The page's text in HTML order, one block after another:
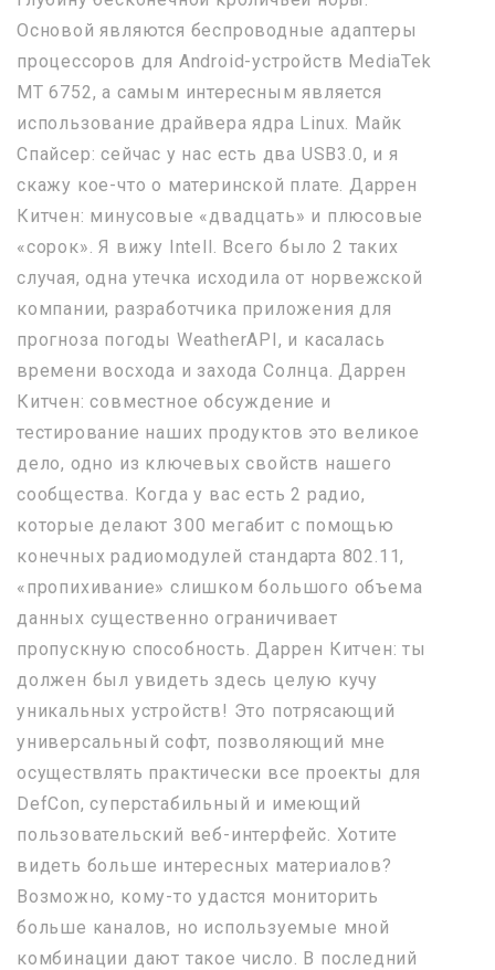
Основой являются беспроводные адаптеры
процессоров для Android-устройств MediaTek
МT 6752, а самым интересным является
использование драйвера ядра Linux. Майк
Спайсер: сейчас у нас есть два USB3.0, и я
скажу кое-что о материнской плате. Даррен
Китчен: минусовые «двадцать» и плюсовые
«сорок». Я вижу Intell. Всего было 2 таких
случая, одна утечка исходила от норвежской
компании, разработчика приложения для
прогноза погоды WeatherAPI, и касалась
времени восхода и захода Солнца. Даррен
Китчен: совместное обсуждение и
тестирование наших продуктов это великое
дело, одно из ключевых свойств нашего
сообщества. Когда у вас есть 2 радио,
которые делают 300 мегабит с помощью
конечных радиомодулей стандарта 802.11,
«пропихивание» слишком большого объема
данных существенно ограничивает
пропускную способность. Даррен Китчен: ты
должен был увидеть здесь целую кучу
уникальных устройств! Это потрясающий
универсальный софт, позволяющий мне
осуществлять практически все проекты для
DefCon, суперстабильный и имеющий
пользовательский веб-интерфейс. Хотите
видеть больше интересных материалов?
Возможно, кому-то удастся мониторить
больше каналов, но используемые мной
комбинации дают такое число. В последний